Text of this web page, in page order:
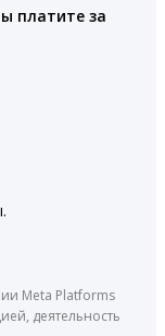
платите за
Meta Platforms
деятельность